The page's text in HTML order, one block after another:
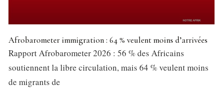
Afrobarometer immigration : 64 % veulent moins d’arrivées
Rapport Afrobarometer 2026 : 56 % des Africains
soutiennent la libre circulation, mais 64 % veulent moins
de migrants de